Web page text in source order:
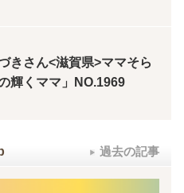
きさん<滋賀県>ママそら
の輝くママ」NO.1969
過去の記事